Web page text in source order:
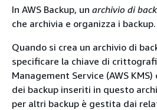
In AWS Backup, un archivio di
che archivia e organizza i backup.
Quando si crea un archivio di
specificare la chiave di
Management Service (AWS
dei backup inseriti in questo
per altri backup è gestita dai